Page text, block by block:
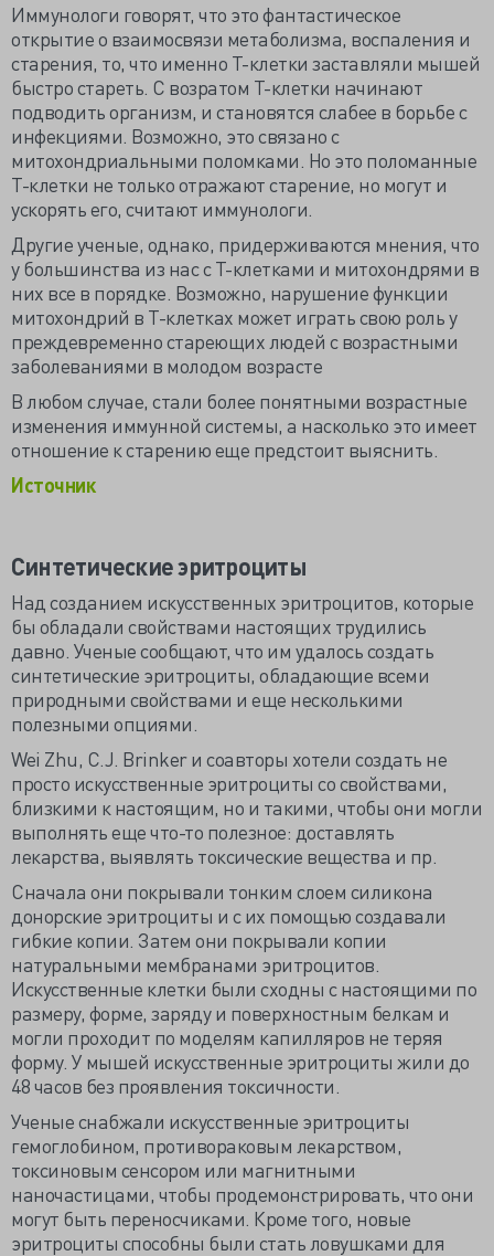
Иммунологи говорят, что это фантастическое
открытие о взаимосвязи метаболизма, воспаления и
старения, то, что именно Т-клетки заставляли мышей
быстро стареть. С возратом Т-клетки начинают
подводить организм, и становятся слабее в борьбе с
инфекциями. Возможно, это связано с
митохондриальными поломками. Но это поломанные
Т-клетки не только отражают старение, но могут и
ускорять его, считают иммунологи.
Другие ученые, однако, придерживаются мнения, что
у большинства из нас с Т-клетками и митохондрями в
них все в порядке. Возможно, нарушение функции
митохондрий в Т-клетках может играть свою роль у
преждевременно стареющих людей с возрастными
заболеваниями в молодом возрасте
В любом случае, стали более понятными возрастные
изменения иммунной системы, а насколько это имеет
отношение к старению еще предстоит выяснить.
Источник
Синтетические эритроциты
Над созданием искусственных эритроцитов, которые
бы обладали свойствами настоящих трудились
давно. Ученые сообщают, что им удалось создать
синтетические эритроциты, обладающие всеми
природными свойствами и еще несколькими
полезными опциями.
Wei Zhu, C.J. Brinker и соавторы хотели создать не
просто искусственные эритроциты со свойствами,
близкими к настоящим, но и такими, чтобы они могли
выполнять еще что-то полезное: доставлять
лекарства, выявлять токсические вещества и пр.
Сначала они покрывали тонким слоем силикона
донорские эритроциты и с их помощью создавали
гибкие копии. Затем они покрывали копии
натуральными мембранами эритроцитов.
Искусственные клетки были сходны с настоящими по
размеру, форме, заряду и поверхностным белкам и
могли проходит по моделям капилляров не теряя
форму. У мышей искусственные эритроциты жили до
48 часов без проявления токсичности.
Ученые снабжали искусственные эритроциты
гемоглобином, противораковым лекарством,
токсиновым сенсором или магнитными
наночастицами, чтобы продемонстрировать, что они
могут быть переносчиками. Кроме того, новые
эритроциты способны были стать ловушками для